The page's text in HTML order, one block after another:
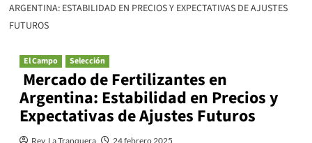
ARGENTINA: ESTABILIDAD EN PRECIOS Y EXPECTATIVAS DE AJUSTES
FUTUROS
El Campo Selección
Mercado de Fertilizantes en
Argentina: Estabilidad en Precios y
Expectativas de Ajustes Futuros
Rev. La Tranquera 24 febrero 2025